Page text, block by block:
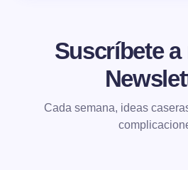
Suscríbete
Cada semana, ideas